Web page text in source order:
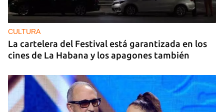
CULTURA
La cartelera del Festival está garantizada en los
cines de La Habana y los apagones también